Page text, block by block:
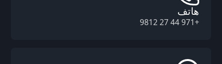
هاتف
+971 44 27 9812